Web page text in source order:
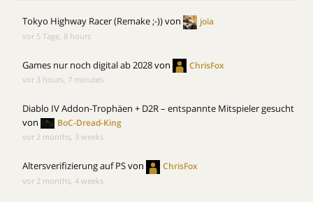
Tokyo Highway Racer (Remake ;-))von joia
vor 5 Tage, 8 hours
Games nur noch digital ab 2028von ChrisFox
vor 3 hours, 7 minutes
Diablo IV Addon-Trophäen + D2R – entspannte Mitspieler gesucht
von
BoC-Dread-King
vor 2 months, 3 weeks
Altersverifizierung auf PSvon ChrisFox
vor 2 months, 4 weeks